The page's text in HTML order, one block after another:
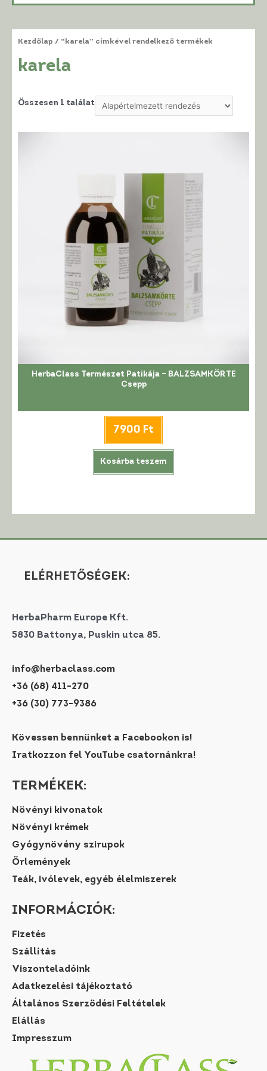
Kezdőlap / “karela” címkével rendelkező termékek
karela
Összesen 1 találat
HerbaClass Természet Patikája – BALZSAMKÖRTE
Csepp
7900 Ft
Kosárba teszem
ELÉRHETŐSÉGEK:
HerbaPharm Europe Kft.
5830 Battonya, Puskin utca 85.
info@herbaclass.com
+36 (68) 411-270
+36 (30) 773-9386
Kövessen bennünket a Facebookon is!
Iratkozzon fel YouTube csatornánkra!
TERMÉKEK:
Növényi kivonatok
Növényi krémek
Gyógynövény szirupok
Őrlemények
Teák, ivólevek, egyéb élelmiszerek
INFORMÁCIÓK:
Fizetés
Szállítás
Viszonteladóink
Adatkezelési tájékoztató
Általános Szerződési Feltételek
Elállás
Impresszum